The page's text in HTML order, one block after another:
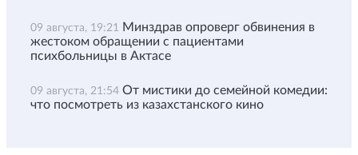
09 августа, 19:21 Минздрав опроверг обвинения в
жестоком обращении с пациентами
психбольницы в Актасе
09 августа, 21:54 От мистики до семейной комедии:
что посмотреть из казахстанского кино